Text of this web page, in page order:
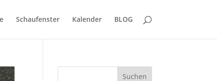
Schaufenster Kalender BLOG